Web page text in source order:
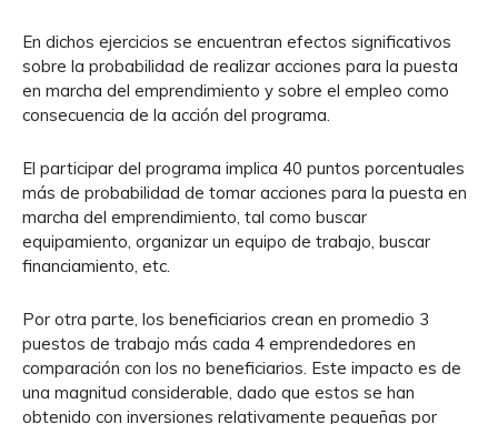
En dichos ejercicios se encuentran efectos significativos
sobre la probabilidad de realizar acciones para la puesta
en marcha del emprendimiento y sobre el empleo como
consecuencia de la acción del programa.
El participar del programa implica 40 puntos porcentuales
más de probabilidad de tomar acciones para la puesta en
marcha del emprendimiento, tal como buscar
equipamiento, organizar un equipo de trabajo, buscar
financiamiento, etc.
Por otra parte, los beneficiarios crean en promedio 3
puestos de trabajo más cada 4 emprendedores en
comparación con los no beneficiarios. Este impacto es de
una magnitud considerable, dado que estos se han
obtenido con inversiones relativamente pequeñas por